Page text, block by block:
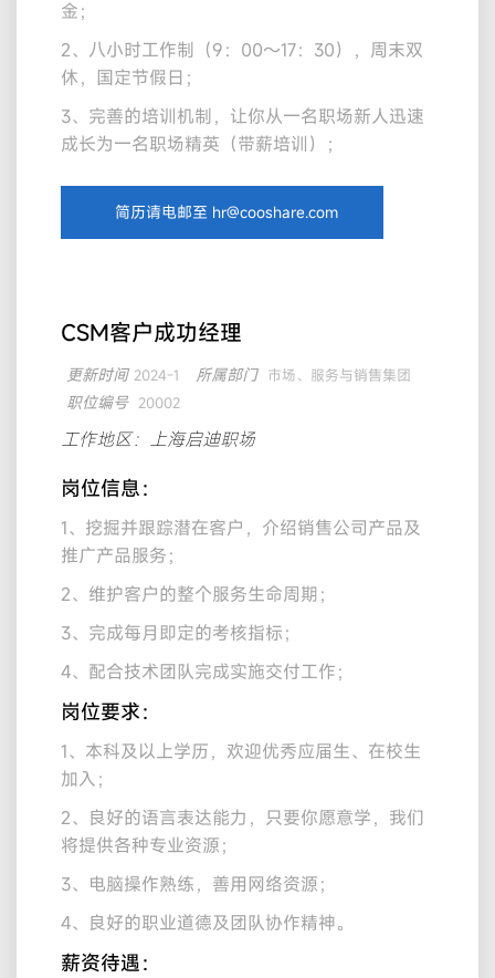
金；
2、八小时工作制（9：00～17：30），周末双
休，国定节假日；
3、完善的培训机制，让你从一名职场新人迅速
成长为一名职场精英（带薪培训）；
简历请电邮至 hr@cooshare.com
CSM客户成功经理
更新时间 2024-1 所属部门 市场、服务与销售集团
职位编号 20002
工作地区：上海启迪职场
岗位信息：
1、挖掘并跟踪潜在客户，介绍销售公司产品及
推广产品服务；
2、维护客户的整个服务生命周期；
3、完成每月即定的考核指标；
4、配合技术团队完成实施交付工作；
岗位要求：
1、本科及以上学历，欢迎优秀应届生、在校生
加入；
2、良好的语言表达能力，只要你愿意学，我们
将提供各种专业资源；
3、电脑操作熟练，善用网络资源；
4、良好的职业道德及团队协作精神。
薪资待遇：